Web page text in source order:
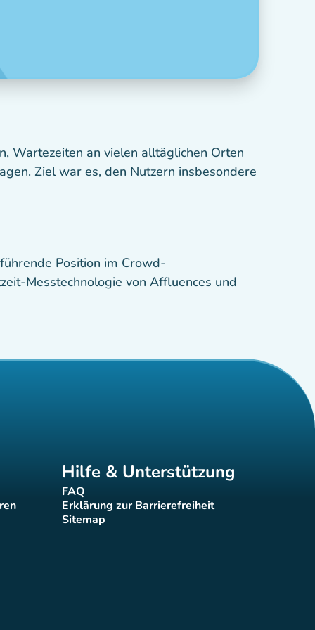
Wartezeiten an vielen alltäglichen Orten
Ziel war es, den Nutzern insbesondere
Position im Crowd-
Messtechnologie von Affluences und
Hilfe & Unterstützung
FAQ(new tab)
Erklärung zur Barrierefreiheit
(new tab)
Sitemap(new tab)